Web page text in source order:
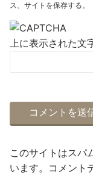
ス、サイトを保存する。
上に表示された文
このサイトはスパ
います。 コメント